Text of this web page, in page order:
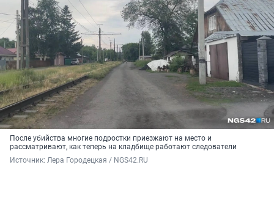
После убийства многие подростки приезжают на место и
рассматривают, как теперь на кладбище работают следователи
Источник: Лера Городецкая / NGS42.RU